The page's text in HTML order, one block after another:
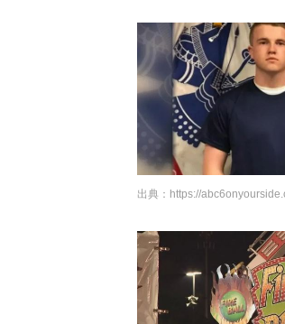
出典： https://